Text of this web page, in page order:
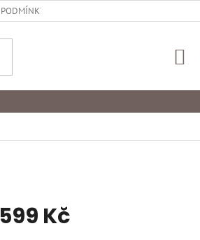
PODMÍNKY OCHRANY OSOBNÍCH ÚDAJŮ
599 Kč